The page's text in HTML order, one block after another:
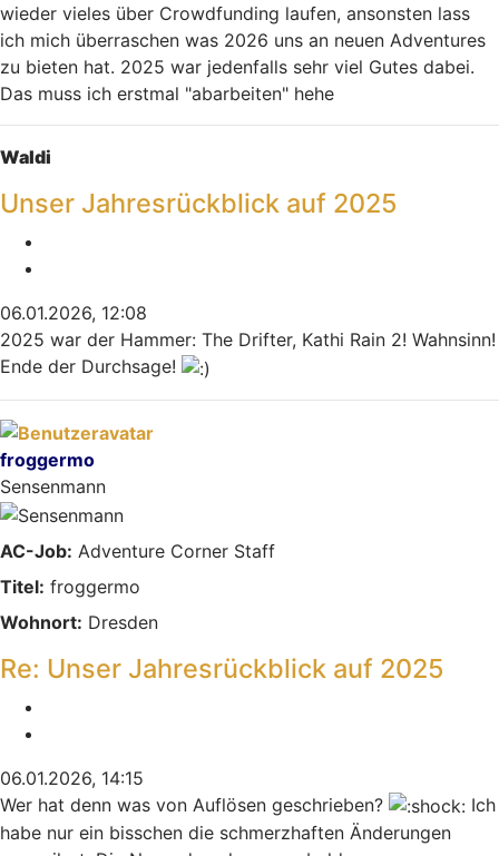
wieder vieles über Crowdfunding laufen, ansonsten lass
ich mich überraschen was 2026 uns an neuen Adventures
zu bieten hat. 2025 war jedenfalls sehr viel Gutes dabei.
Das muss ich erstmal "abarbeiten" hehe
Waldi
Unser Jahresrückblick auf 2025
06.01.2026, 12:08
2025 war der Hammer: The Drifter, Kathi Rain 2! Wahnsinn!
Ende der Durchsage!
froggermo
Sensenmann
AC-Job: Adventure Corner Staff
Titel: froggermo
Wohnort: Dresden
Re: Unser Jahresrückblick auf 2025
06.01.2026, 14:15
Wer hat denn was von Auflösen geschrieben?
Ich
habe nur ein bisschen die schmerzhaften Änderungen